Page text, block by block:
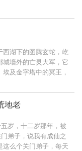
系统，竟然还送了一
杀杀没有兴趣，也不
遍世间繁华。 一个不
斧，又一个不经意，
上了悍匪头套，露出
道理。” 整个诸天万界
炼气期的火球术突然
倍，无尽业火燃尽天
，但还不足以让我用
西湖下的图腾玄蛇，屹
墙外的亡灵大军，它
及金字塔中的冥王，
地！ 伦敦有着伟大的
有神女祈福。 威尼斯
画从沉睡中苏醒。 贺
一只眼，山脊是眶，
地老
岁，十二岁那年，被
弟子，说我有成仙之
么个关门弟子，每天